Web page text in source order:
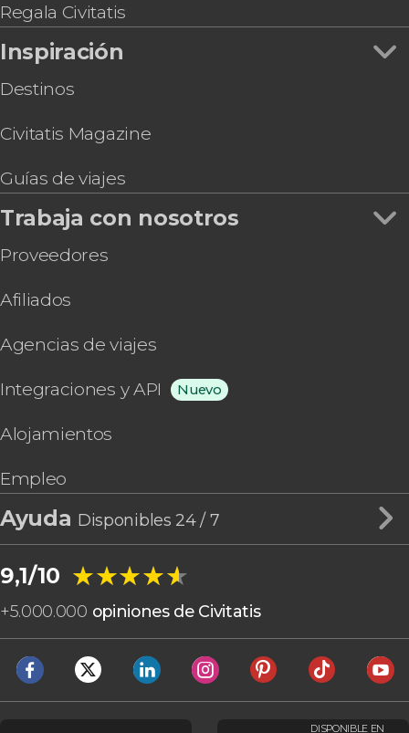
Regala Civitatis
Inspiración
Destinos
Civitatis Magazine
Guías de viajes
Trabaja con nosotros
Proveedores
Afiliados
Agencias de viajes
Integraciones y API Nuevo
Alojamientos
Empleo
Ayuda Disponibles 24 / 7
9,1/10 ★★★★★
★★★★★
+5.000.000 opiniones de Civitatis
DISPONIBLE EN